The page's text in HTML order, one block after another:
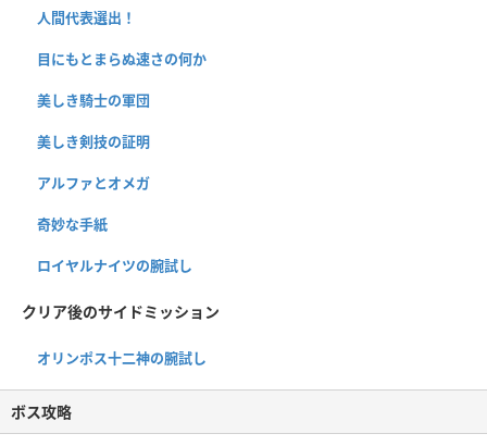
人間代表選出！
目にもとまらぬ速さの何か
美しき騎士の軍団
美しき剣技の証明
アルファとオメガ
奇妙な手紙
ロイヤルナイツの腕試し
クリア後のサイドミッション
オリンポス十二神の腕試し
ボス攻略